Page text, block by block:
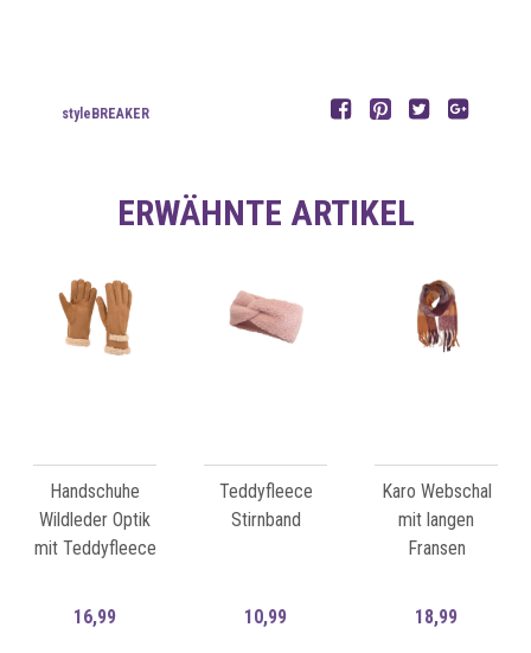
styleBREAKER
ERWÄHNTE ARTIKEL
Handschuhe
Wildleder Optik
mit Teddyfleece
16,99
Teddyfleece
Stirnband
10,99
Karo Webschal
mit langen
Fransen
18,99